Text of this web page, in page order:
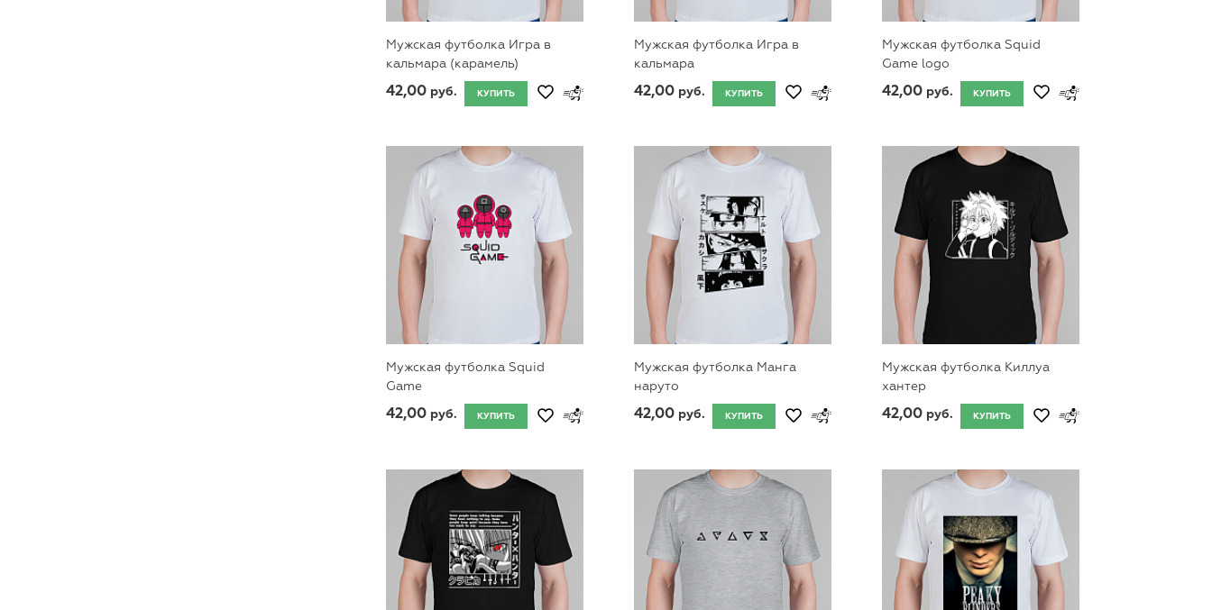
Мужская футболка Игра в
кальмара (карамель)
КУПИТЬ
42,00 руб.
Мужская футболка Игра в
кальмара
КУПИТЬ
42,00 руб.
Мужская футболка Squid
Game logo
КУПИТЬ
42,00 руб.
Мужская футболка Squid
Game
КУПИТЬ
42,00 руб.
Мужская футболка Манга
наруто
КУПИТЬ
42,00 руб.
Мужская футболка Киллуа
хантер
КУПИТЬ
42,00 руб.